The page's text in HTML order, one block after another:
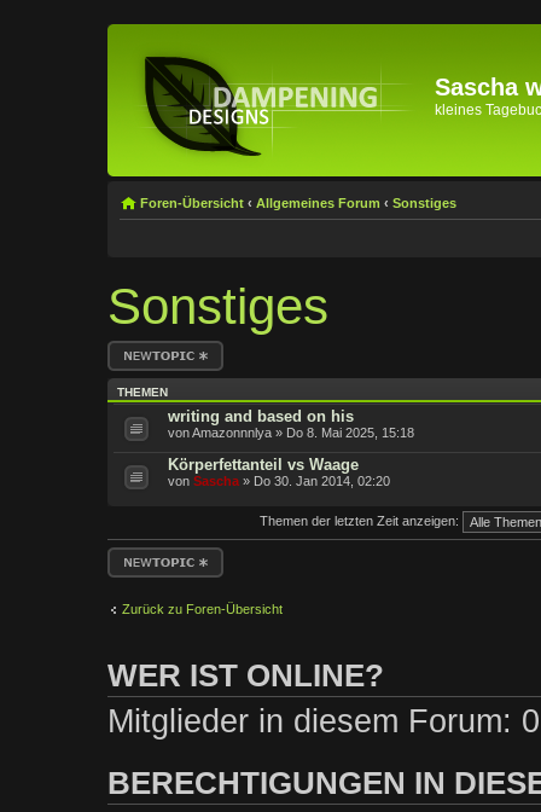
Sascha
kleines
Foren-Übersicht ‹ Allgemeines Forum ‹ Sonstiges
Sonstiges
Neues Thema
erstellen
THEMEN
writing and based on his
von Amazonnnlya » Do 8. Mai 2025, 15:18
Körperfettanteil vs Waage
von Sascha» Do 30. Jan 2014, 02:20
Themen der letzten Zeit anzeigen:
Neues Thema
erstellen
Zurück zu Foren-Übersicht
WER IST ONLINE?
Mitglieder in diesem Forum:
BERECHTIGUNGEN IN